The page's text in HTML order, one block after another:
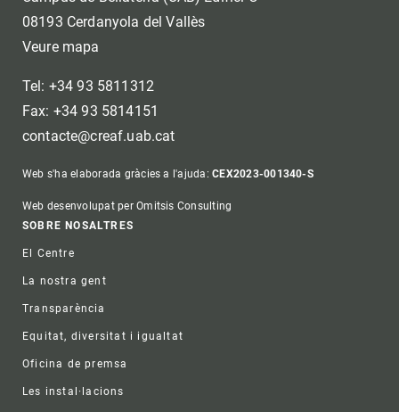
08193 Cerdanyola del Vallès
Veure mapa
Tel: +34 93 5811312
Fax: +34 93 5814151
contacte@creaf.uab.cat
Web s'ha elaborada gràcies a l'ajuda:CEX2023-001340-S
Web desenvolupat per Omitsis Consulting
Footer
SOBRE NOSALTRES
El Centre
La nostra gent
Transparència
Equitat, diversitat i igualtat
Oficina de premsa
Les instal·lacions